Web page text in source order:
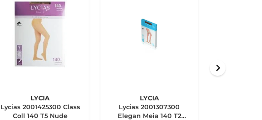
LYCIA
Lycias 2001425300 Class
Coll 140 T5 Nude
LYCIA
Lycias 2001307300
Elegan Meia 140 T2